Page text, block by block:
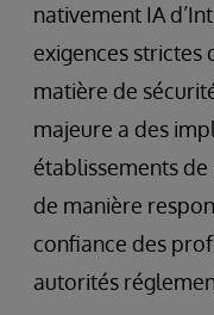
nativement IA
exigences strictes
matière de
majeure a des
établissements
de manière
confiance des
autorités